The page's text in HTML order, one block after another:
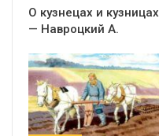
О кузнецах и кузницах
— Навроцкий А.